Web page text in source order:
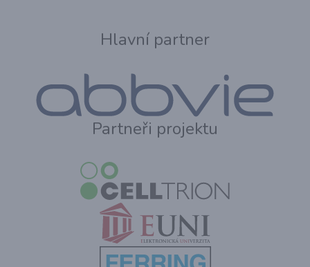
Hlavní partner
Partneři projektu